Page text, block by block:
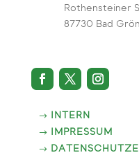
Rothensteiner
87730 Bad
INTERN
IMPRESSUM